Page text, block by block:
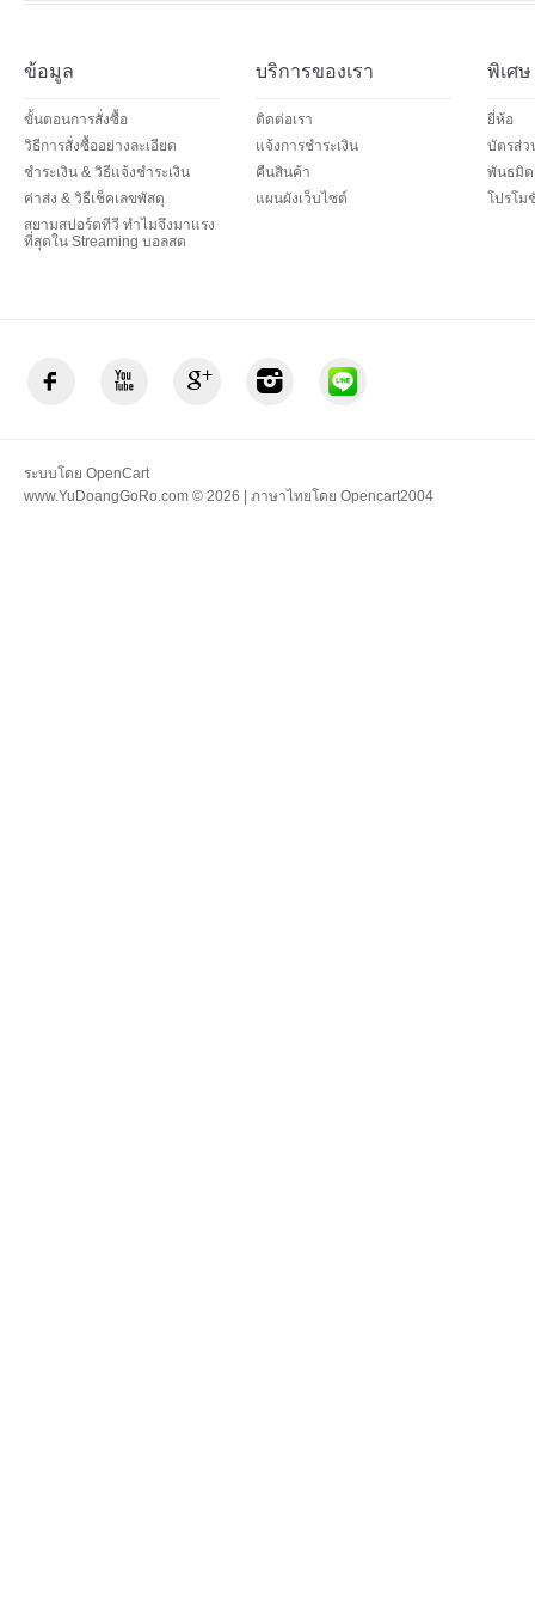
ข้อมูล
ขั้นตอนการสั่งซื้อ
วิธีการสั่งซื้ออย่างละเอียด
ชำระเงิน & วิธีแจ้งชำระเงิน
ค่าส่ง & วิธีเช็คเลขพัสดุ
สยามสปอร์ตทีวี ทำไมจึงมาแรง
ที่สุดใน Streaming บอลสด
บริการของเรา
ติดต่อเรา
แจ้งการชำระเงิน
คืนสินค้า
แผนผังเว็บไซต์
พิเศษ
ยี่ห้อ
บัตรส่ว
พันธมิต
โปรโม
ระบบโดย OpenCart
www.YuDoangGoRo.com © 2026 | ภาษาไทยโดย Opencart2004